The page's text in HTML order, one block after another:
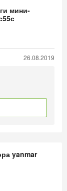
мини-
26.08.2019
yanmar